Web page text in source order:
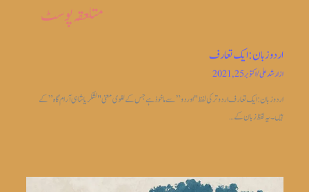
متلعقہ پوسٹ
اردو زبان: ایک تعارف
ازارشد علی/اکتوبر 25, 2021
اردو زبان: ایک تعارف اردو ترکی لفظ "اوردو” سے ماخوذ ہے جس کے لغوی معنی "لشکریا شاہی آرام گاہ” کے
ہیں۔ یہ لفظ زبان کے…